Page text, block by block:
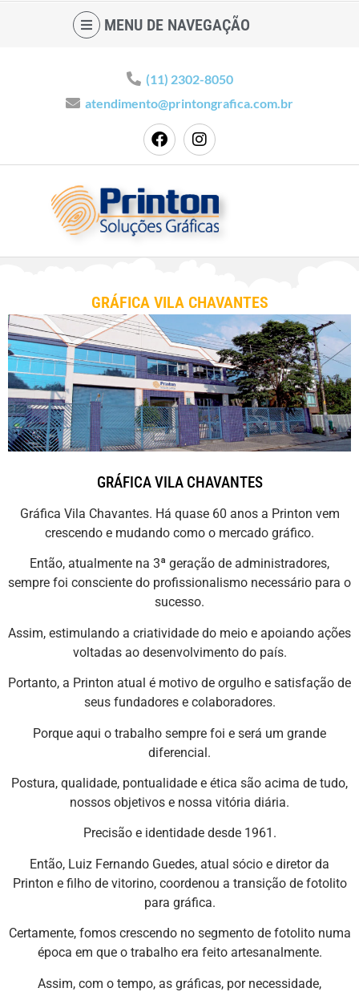
MENU DE NAVEGAÇÃO
(11) 2302-8050
atendimento@printongrafica.com.br
GRÁFICA VILA CHAVANTES
GRÁFICA VILA CHAVANTES
Gráfica Vila Chavantes. Há quase 60 anos a Printon vem
crescendo e mudando como o mercado gráfico.
Então, atualmente na 3ª geração de administradores,
sempre foi consciente do profissionalismo necessário para o
sucesso.
Assim, estimulando a criatividade do meio e apoiando ações
voltadas ao desenvolvimento do país.
Portanto, a Printon atual é motivo de orgulho e satisfação de
seus fundadores e colaboradores.
Porque aqui o trabalho sempre foi e será um grande
diferencial.
Postura, qualidade, pontualidade e ética são acima de tudo,
nossos objetivos e nossa vitória diária.
Precisão e identidade desde 1961.
Então, Luiz Fernando Guedes, atual sócio e diretor da
Printon e filho de vitorino, coordenou a transição de fotolito
para gráfica.
Certamente, fomos crescendo no segmento de fotolito numa
época em que o trabalho era feito artesanalmente.
Assim, com o tempo, as gráficas, por necessidade,